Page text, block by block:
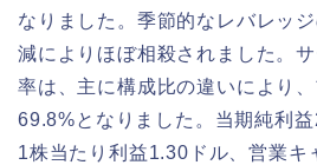
なりました。季節的なレバレッ
減によりほぼ相殺されました。
率は、主に構成比の違いにより
69.8%となりました。当期純利
1株当たり利益1.30ドル、営業キ